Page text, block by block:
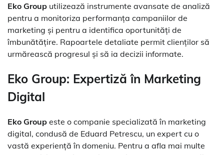
Eko Group utilizează instrumente avansate de analiză
pentru a monitoriza performanța campaniilor de
marketing și pentru a identifica oportunități de
îmbunătățire. Rapoartele detaliate permit clienților să
urmărească progresul și să ia decizii informate.
Eko Group: Expertiză în Marketing
Digital
Eko Group este o companie specializată în marketing
digital, condusă de Eduard Petrescu, un expert cu o
vastă experiență în domeniu. Pentru a afla mai multe